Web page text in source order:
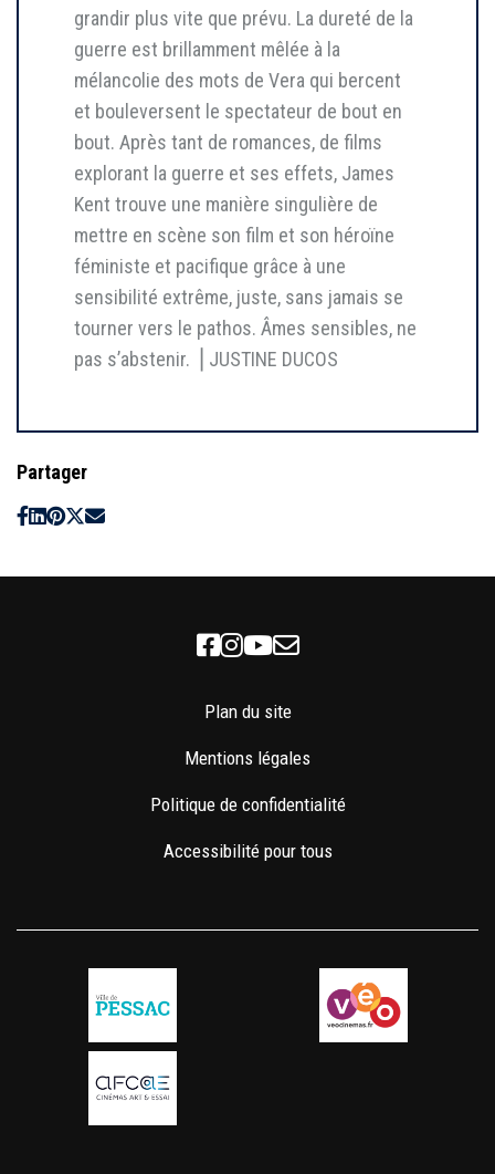
grandir plus vite que prévu. La dureté de la
guerre est brillamment mêlée à la
mélancolie des mots de Vera qui bercent
et bouleversent le spectateur de bout en
bout. Après tant de romances, de films
explorant la guerre et ses effets, James
Kent trouve une manière singulière de
mettre en scène son film et son héroïne
féministe et pacifique grâce à une
sensibilité extrême, juste, sans jamais se
tourner vers le pathos. Âmes sensibles, ne
pas s’abstenir. ⎥ JUSTINE DUCOS
Partager
Facebook
Instagram
Youtube
Newsletter
Plan du site
Mentions légales
Politique de confidentialité
Accessibilité pour tous